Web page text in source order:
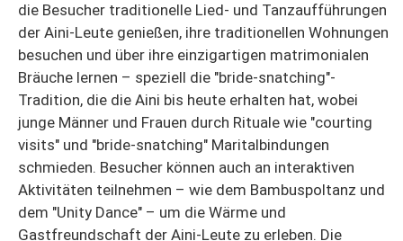
die Besucher traditionelle Lied- und Tanzaufführungen
der Aini-Leute genießen, ihre traditionellen Wohnungen
besuchen und über ihre einzigartigen matrimonialen
Bräuche lernen – speziell die "bride-snatching"-
Tradition, die die Aini bis heute erhalten hat, wobei
junge Männer und Frauen durch Rituale wie "courting
visits" und "bride-snatching" Maritalbindungen
schmieden. Besucher können auch an interaktiven
Aktivitäten teilnehmen – wie dem Bambuspoltanz und
dem "Unity Dance" – um die Wärme und
Gastfreundschaft der Aini-Leute zu erleben. Die